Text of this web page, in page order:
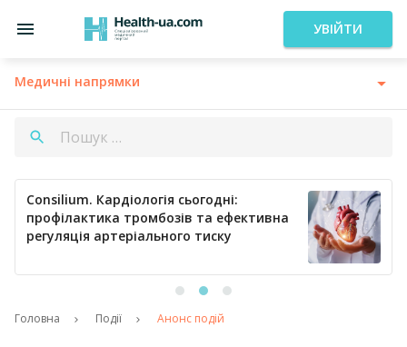
УВІЙТИ
Медичні напрямки
Consilium. Кардіологія сьогодні:
профілактика тромбозів та ефективна
регуляція артеріального тиску
Головна Події Анонс подій